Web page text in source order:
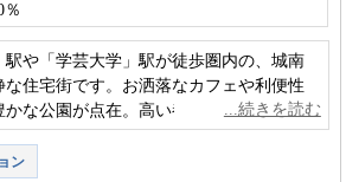
％
や「学芸大学」駅が徒歩圏内の、城南
住宅街です。お洒落なカフェや利便性
な公園が点在。高い都心利便性と穏や
したロケーションです。
ン